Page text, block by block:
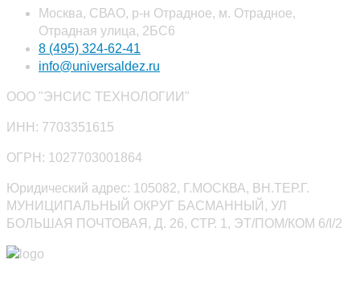
Москва, СВАО, р-н Отрадное, м. Отрадное,
Отрадная улица, 2БС6
8 (495) 324-62-41
info@universaldez.ru
ООО "ЭНСИС ТЕХНОЛОГИИ"
ИНН: 7703351615
ОГРН: 1027703001864
Юридический адрес: 105082, Г.МОСКВА, ВН.ТЕР.Г.
МУНИЦИПАЛЬНЫЙ ОКРУГ БАСМАННЫЙ, УЛ
БОЛЬШАЯ ПОЧТОВАЯ, Д. 26, СТР. 1, ЭТ/ПОМ/КОМ 6/I/2